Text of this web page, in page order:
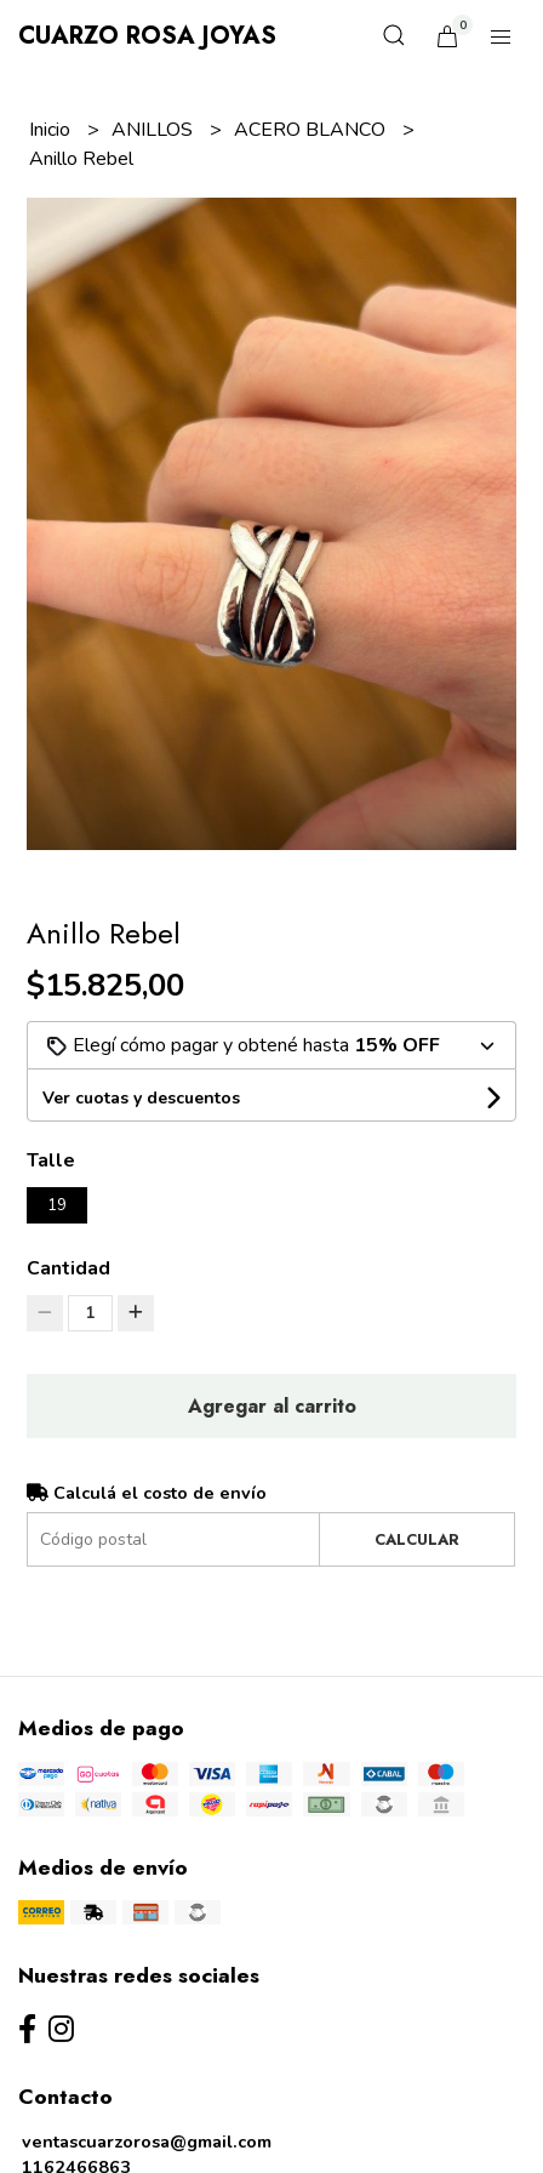
CUARZO ROSA JOYAS 0
Inicio ANILLOS
ACERO BLANCO
Anillo Rebel
Anillo Rebel
$15.825,00
Elegí cómo pagar y obtené hasta 15% OFF
Ver cuotas y descuentos
Talle
19
Cantidad
1
Agregar al carrito
Calculá el costo de envío
CALCULAR
Medios de pago
Medios de envío
Nuestras redes sociales
Contacto
ventascuarzorosa@gmail.com
1162466863